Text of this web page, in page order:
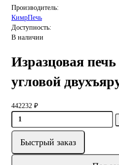
Производитель:
КимрПечь
Доступность:
В наличии
Изразцовая
угловой
442232 ₽
Быстрый заказ